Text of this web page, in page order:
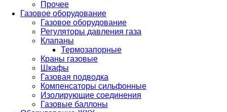
Прочее
Газовое оборудование
Газовое оборудование
Регуляторы давления газа
Клапаны
Термозапорные
Краны газовые
Шкафы
Газовая подводка
Компенсаторы сильфонные
Изолирующие соединения
Газовые баллоны